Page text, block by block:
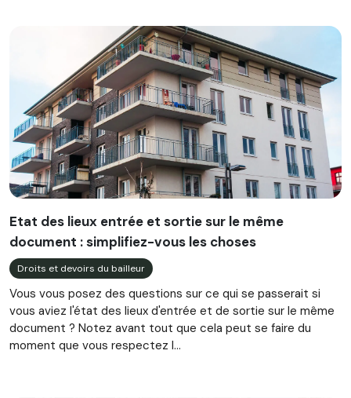
Etat des lieux entrée et sortie sur le même
document : simplifiez-vous les choses
Droits et devoirs du bailleur
Vous vous posez des questions sur ce qui se passerait si
vous aviez l'état des lieux d'entrée et de sortie sur le même
document ? Notez avant tout que cela peut se faire du
moment que vous respectez l...